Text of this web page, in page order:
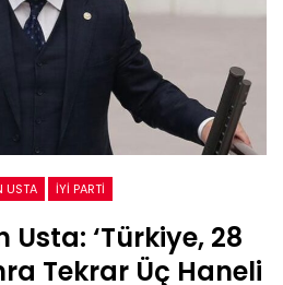
USTA İYİ PARTI
Usta: ‘Türkiye, 28
Tekrar Üç Haneli